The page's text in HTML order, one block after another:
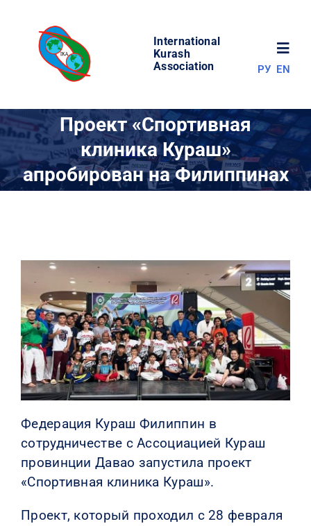
content
International
Kurash
Association
МИР КУРАША
КОНТАКТЫ
РУ EN
Проект «Спортивная
клиника Кураш»
апробирован на Филиппинах
Федерация Кураш Филиппин в
сотрудничестве с Ассоциацией Кураш
провинции Давао запустила проект
«Спортивная клиника Кураш».
Проект, который проходил с 28 февраля